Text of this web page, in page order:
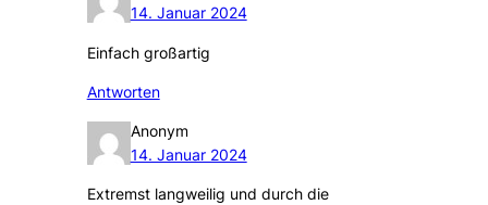
14. Januar 2024
Einfach großartig
Antworten
Anonym
14. Januar 2024
Extremst langweilig und durch die